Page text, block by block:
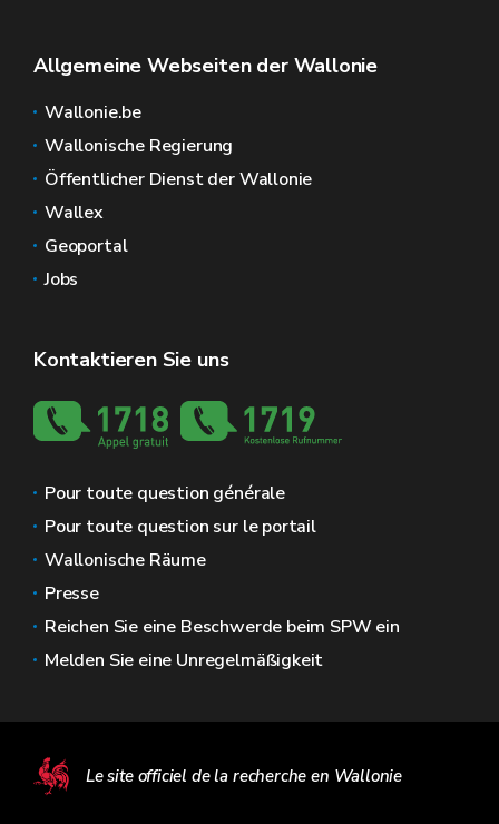
Allgemeine Webseiten der Wallonie
Wallonie.be
Wallonische Regierung
Öffentlicher Dienst der Wallonie
Wallex
Geoportal
Jobs
Kontaktieren Sie uns
Pour toute question générale
Pour toute question sur le portail
Wallonische Räume
Presse
Reichen Sie eine Beschwerde beim SPW ein
Melden Sie eine Unregelmäßigkeit
Le site officiel de la recherche en Wallonie